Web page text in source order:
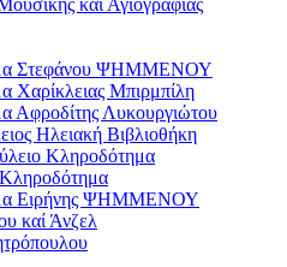
Στεφάνου ΨΗΜΜΕΝΟΥ
Χαρίκλειας Μπιρμπίλη
Αφροδίτης Λυκουργιώτου
Ηλειακή Βιβλιοθήκη
Κληροδότημα
Ειρήνης ΨΗΜΜΕΝΟΥ
καί Άνζελ